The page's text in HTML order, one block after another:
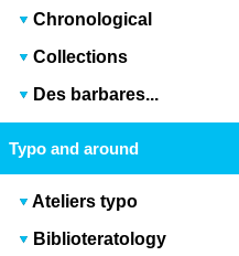
Chronological
Collections
Des barbares...
Typo and around
Ateliers typo
Biblioteratology